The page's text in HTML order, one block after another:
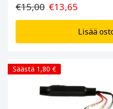
€15,00 €13,65
Lisää
Säästä 1,80 €